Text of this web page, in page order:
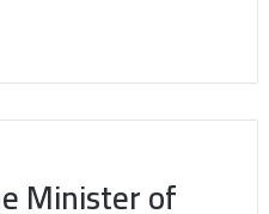
Minister of